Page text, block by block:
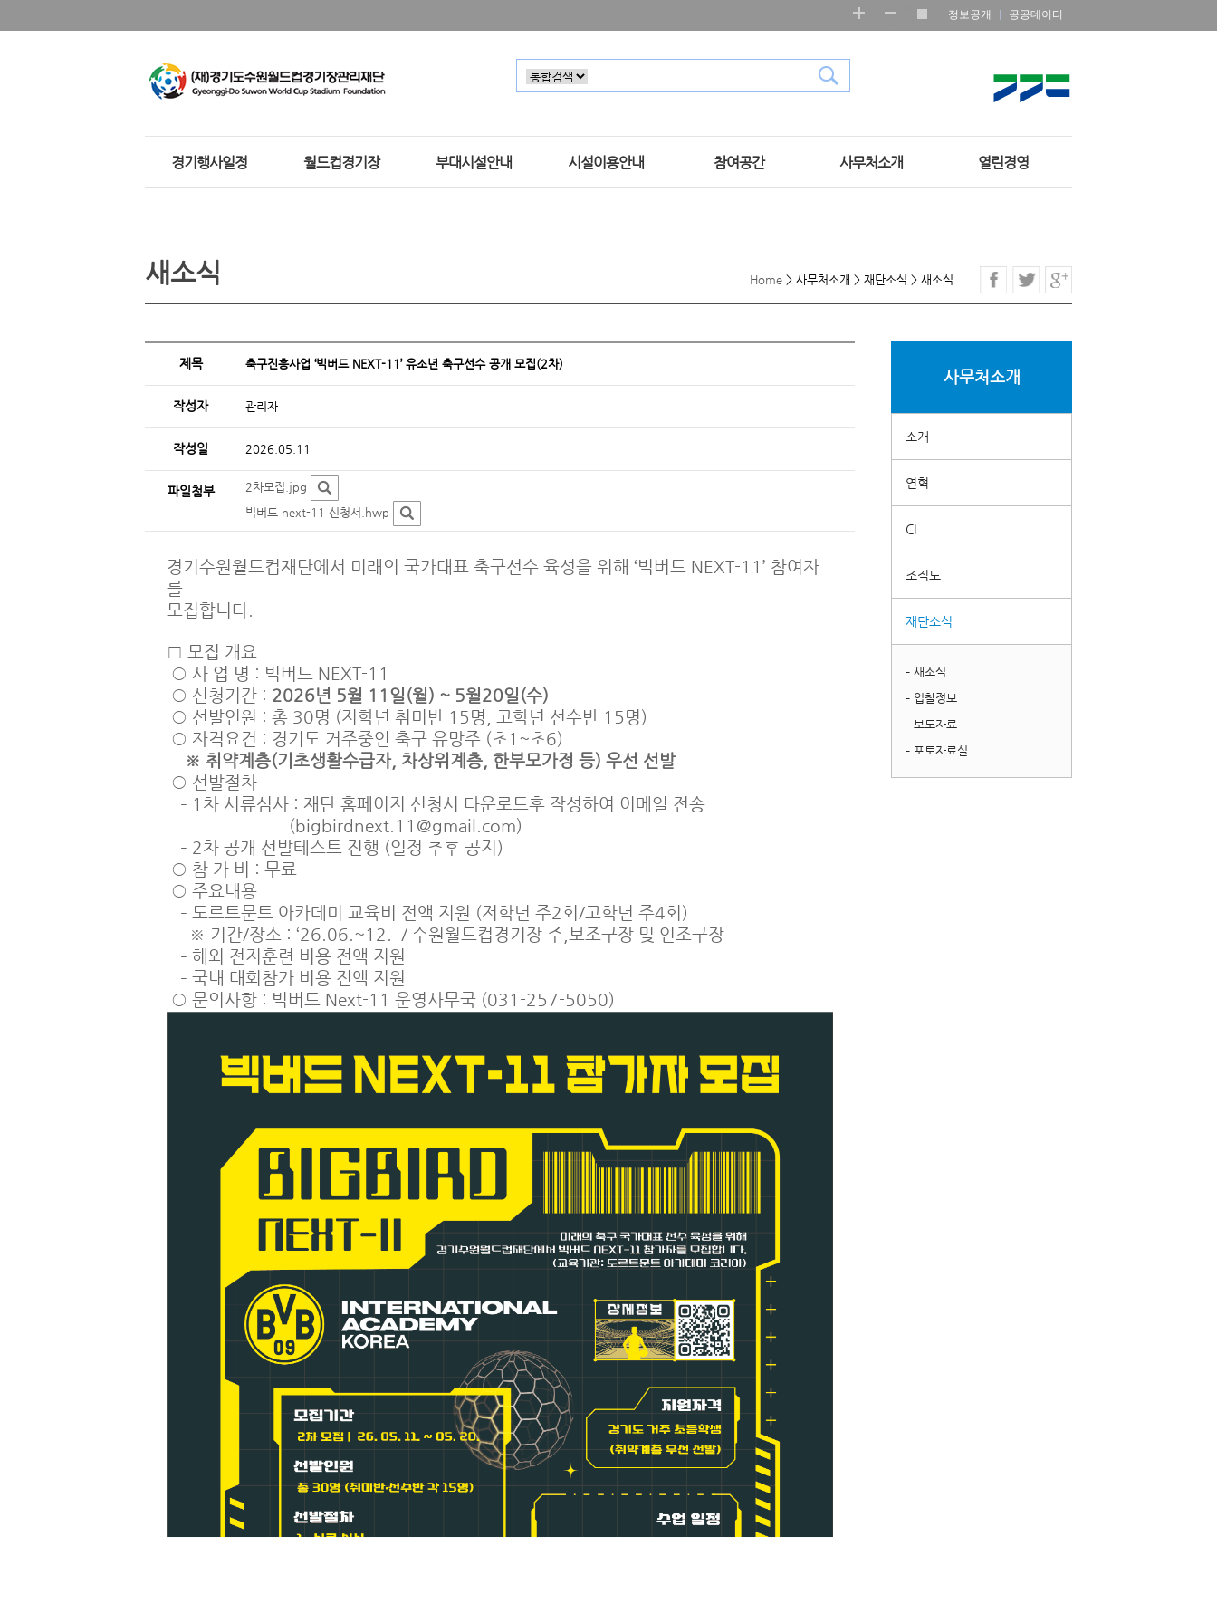
정보공개 공공데이터
경기행사일정 월드컵경기장 부대시설안내 시설이용안내 참여공간 사무처소개 열린경영
Home > 사무처소개 > 재단소식 > 새소식
새소식
사무처소개
소개
연혁
CI
조직도
재단소식
– 새소식
– 입찰정보
– 보도자료
– 포토자료실
제목 축구진흥사업 ‘빅버드 NEXT-11’ 유소년 축구선수 공개 모집(2차)
작성자 관리자
작성일 2026.05.11
파일첨부
2차모집.jpg
빅버드 next-11 신청서.hwp
경기수원월드컵재단에서 미래의 국가대표 축구선수 육성을 위해 ‘빅버드 NEXT-11’ 참여자
를
모집합니다.
□ 모집 개요
○ 사 업 명 : 빅버드 NEXT-11
○ 신청기간 : 2026년 5월 11일(월) ~ 5월20일(수)
○ 선발인원 : 총 30명 (저학년 취미반 15명, 고학년 선수반 15명)
○ 자격요건 : 경기도 거주중인 축구 유망주 (초1~초6)
※ 취약계층(기초생활수급자, 차상위계층, 한부모가정 등) 우선 선발
○ 선발절차
– 1차 서류심사 : 재단 홈페이지 신청서 다운로드후 작성하여 이메일 전송
(bigbirdnext.11@gmail.com)
– 2차 공개 선발테스트 진행 (일정 추후 공지)
○ 참 가 비 : 무료
○ 주요내용
– 도르트문트 아카데미 교육비 전액 지원 (저학년 주2회/고학년 주4회)
※ 기간/장소 : ‘26.06.~12. / 수원월드컵경기장 주,보조구장 및 인조구장
– 해외 전지훈련 비용 전액 지원
– 국내 대회참가 비용 전액 지원
○ 문의사항 : 빅버드 Next-11 운영사무국 (031-257-5050)